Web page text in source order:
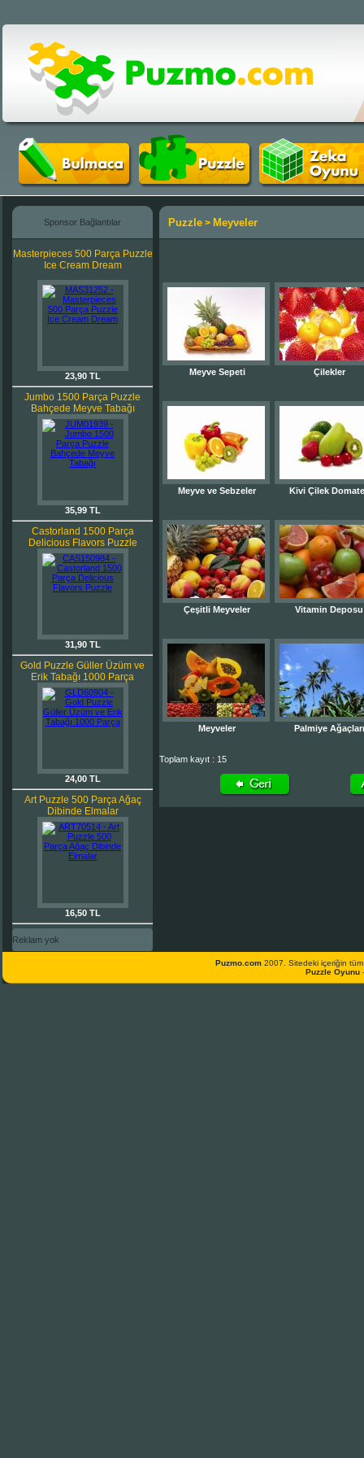
Sponsor Bağlantılar
Masterpieces 500 Parça Puzzle
Ice Cream Dream
23,90 TL
Jumbo 1500 Parça Puzzle
Bahçede Meyve Tabağı
35,99 TL
Castorland 1500 Parça
Delicious Flavors Puzzle
31,90 TL
Gold Puzzle Güller Üzüm ve
Erik Tabağı 1000 Parça
24,00 TL
Art Puzzle 500 Parça Ağaç
Dibinde Elmalar
16,50 TL
Reklam yok
Puzzle > Meyveler
Meyve Sepeti Çilekler
Meyve ve Sebzeler Kivi Çilek
Çeşitli Meyveler Vitamin Deposu
Meyveler Palmiye Ağaçları
Toplam kayıt : 15
Puzmo.com2007. Sitedeki içeriğin tüm
Puzzle Oyunu